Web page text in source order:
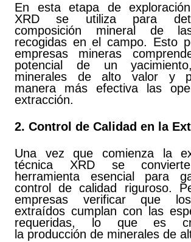
En esta etapa de
XRD se utiliza para
composición mineral de
recogidas en el campo. Esto
empresas mineras
potencial de un
minerales de alto valor y
manera más efectiva las
extracción.
2. Control de Calidad en la
Una vez que comienza la
técnica XRD se
herramienta esencial para
control de calidad riguroso.
empresas verificar que
extraídos cumplan con las
requeridas, lo que es
la producción de minerales de